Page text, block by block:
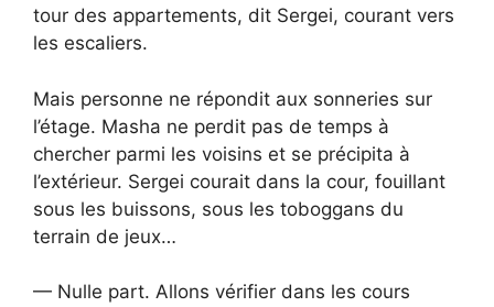
tour des appartements, dit Sergei, courant vers
les escaliers.
Mais personne ne répondit aux sonneries sur
l’étage. Masha ne perdit pas de temps à
chercher parmi les voisins et se précipita à
l’extérieur. Sergei courait dans la cour, fouillant
sous les buissons, sous les toboggans du
terrain de jeux…
— Nulle part. Allons vérifier dans les cours